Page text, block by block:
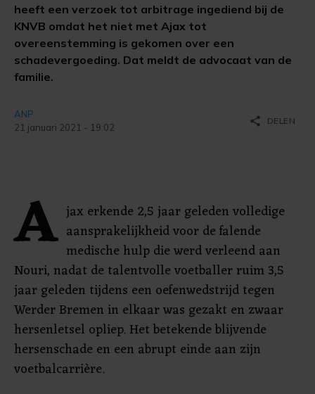
heeft een verzoek tot arbitrage ingediend bij de
KNVB omdat het niet met Ajax tot
overeenstemming is gekomen over een
schadevergoeding. Dat meldt de advocaat van de
familie.
ANP
21 januari 2021 - 19:02
share DELEN
A jax erkende 2,5 jaar geleden volledige
aansprakelijkheid voor de falende
medische hulp die werd verleend aan
Nouri, nadat de talentvolle voetballer ruim 3,5
jaar geleden tijdens een oefenwedstrijd tegen
Werder Bremen in elkaar was gezakt en zwaar
hersenletsel opliep. Het betekende blijvende
hersenschade en een abrupt einde aan zijn
voetbalcarrière.